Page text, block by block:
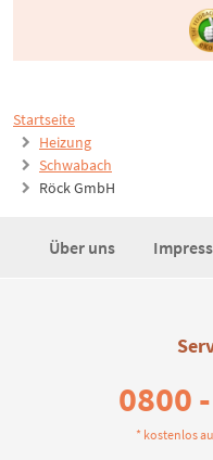
Startseite
Heizung
Schwabach
Röck GmbH
Über uns
0800
* kostenlos